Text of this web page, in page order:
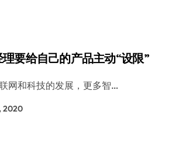
要给自己的产品主动“设限”
联网和科技的发展，更多智…
2020